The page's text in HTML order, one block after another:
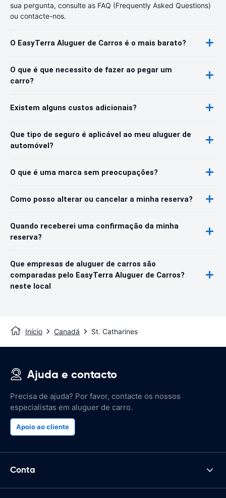
sua pergunta, consulte as FAQ (Frequently Asked Questions)
ou contacte-nos.
O EasyTerra Aluguer de Carros é o mais barato?
O que é que necessito de fazer ao pegar um
carro?
Existem alguns custos adicionais?
Que tipo de seguro é aplicável ao meu aluguer de
automóvel?
O que é uma marca sem preocupações?
Como posso alterar ou cancelar a minha reserva?
Quando receberei uma confirmação da minha
reserva?
Que empresas de aluguer de carros são
comparadas pelo EasyTerra Aluguer de Carros?
neste local
Início Canadá St. Catharines
Ajuda e contacto
Precisa de ajuda? Por favor, contacte os nossos
especialistas em aluguer de carro.
Apoio ao cliente
Conta